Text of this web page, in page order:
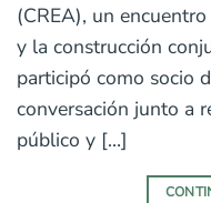
(CREA), un
y la construcción
participó como socio
conversación junto a
público y […]